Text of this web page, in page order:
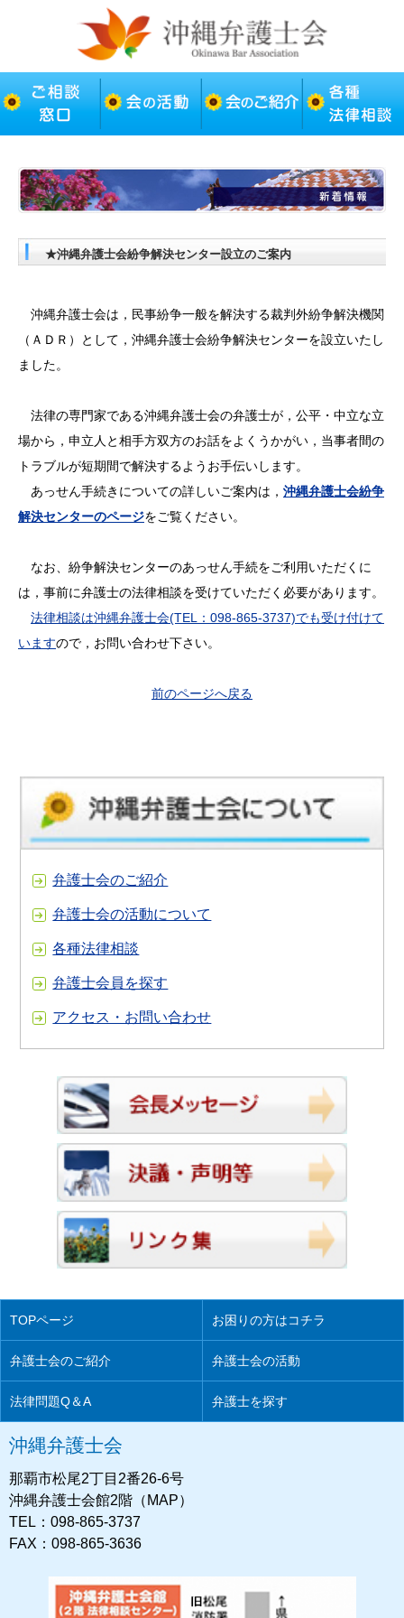
★沖縄弁護士会紛争解決センター設立のご案内
沖縄弁護士会は，民事紛争一般を解決する裁判外紛争解決機関
（ＡＤＲ）として，沖縄弁護士会紛争解決センターを設立いたし
ました。
法律の専門家である沖縄弁護士会の弁護士が，公平・中立な立
場から，申立人と相手方双方のお話をよくうかがい，当事者間の
トラブルが短期間で解決するようお手伝いします。
あっせん手続きについての詳しいご案内は， 沖縄弁護士会紛争
解決センターのページをご覧ください。
なお、紛争解決センターのあっせん手続をご利用いただくに
は，事前に弁護士の法律相談を受けていただく必要があります。
法律相談は沖縄弁護士会(TEL：098-865-3737)でも受け付けて
いますので，お問い合わせ下さい。
前のページへ戻る
弁護士会のご紹介
弁護士会の活動について
各種法律相談
弁護士会員を探す
アクセス・お問い合わせ
TOPページ お困りの方はコチラ
弁護士会のご紹介 弁護士会の活動
法律問題Q＆A 弁護士を探す
沖縄弁護士会
那覇市松尾2丁目2番26-6号
沖縄弁護士会館2階（MAP）
TEL：098-865-3737
FAX：098-865-3636